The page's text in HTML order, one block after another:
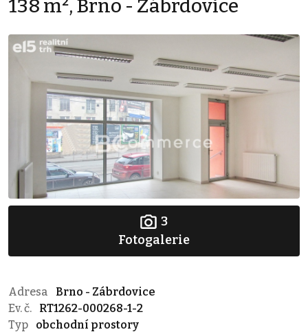
138 m², Brno - Zábrdovice
3
Fotogalerie
Adresa
Brno - Zábrdovice
Ev. č.
RT1262-000268-1-2
Typ
obchodní prostory